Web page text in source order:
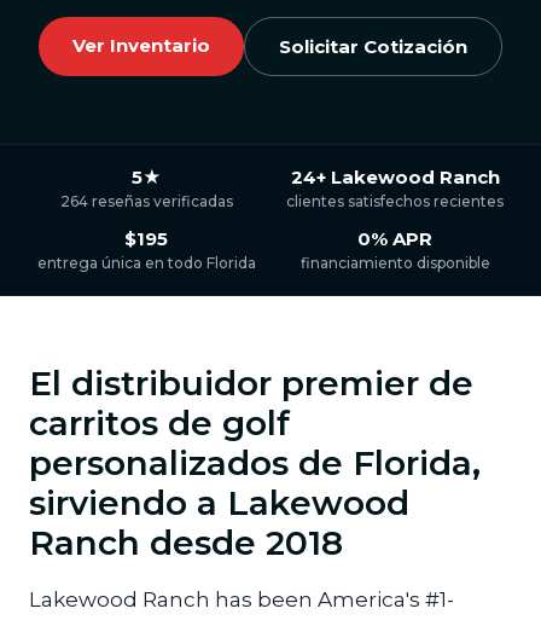
Ver Inventario Solicitar Cotización
5★
264 reseñas verificadas
24+ Lakewood Ranch
clientes satisfechos recientes
$195
entrega única en todo Florida
0% APR
financiamiento disponible
El distribuidor premier de
carritos de golf
personalizados de Florida,
sirviendo a Lakewood
Ranch desde 2018
Lakewood Ranch has been America's #1-